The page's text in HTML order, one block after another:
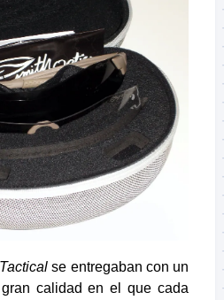
se entregaban con un
calidad en el que cada